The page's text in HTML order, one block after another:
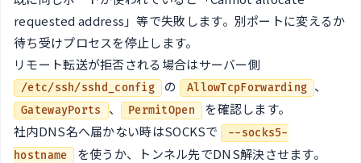
requested address」等で失敗します。別ポートに変えるか
待ち受けプロセスを停止します。
リモート転送が拒否される場合はサーバー側
/etc/ssh/sshd_config の AllowTcpForwarding 、
GatewayPorts 、 PermitOpen
を確認します。
社内DNS名へ届かない時はSOCKSで
--socks5-
hostname
を使うか、トンネル先でDNS解決させます。